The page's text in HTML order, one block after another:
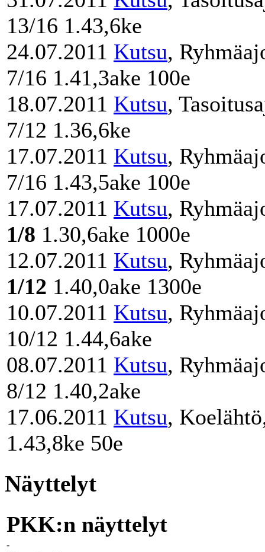
13/16 1.43,6ke
24.07.2011 Kutsu,
7/16 1.41,3ake 100e
18.07.2011 Kutsu,
7/12 1.36,6ke
17.07.2011 Kutsu,
7/16 1.43,5ake 100e
17.07.2011 Kutsu,
1/8 1.30,6ake 1000e
12.07.2011 Kutsu,
1/12 1.40,0ake 1300e
10.07.2011 Kutsu,
10/12 1.44,6ake
08.07.2011 Kutsu,
8/12 1.40,2ake
17.06.2011 Kutsu,
1.43,8ke 50e
Näyttelyt
PKK:n näyttelyt
-